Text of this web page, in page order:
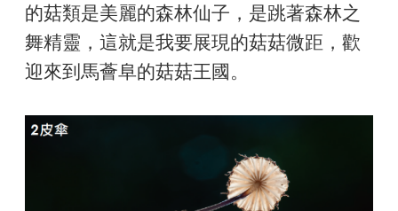
的菇類是美麗的森林仙子，是跳著森林之
舞精靈，這就是我要展現的菇菇微距，歡
迎來到馬薈阜的菇菇王國。